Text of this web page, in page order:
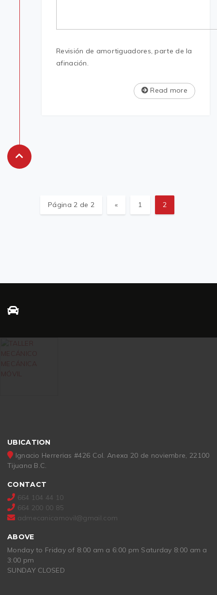
Revisión de amortiguadores, parte de la
afinación.
Read more
Página 2 de 2 « 1 2
UBICATION
Ignacio Herrerias #426 Col. Anexa 20 de noviembre, 22100
Tijuana B.C.
CONTACT
664 104 44 10
664 200 00 85
admecanicamovil@gmail.com
ABOVE
Monday to Friday of 8:00 am a 6:00 pm Saturday 8:00 am a
3:00 pm
SUNDAY CLOSED